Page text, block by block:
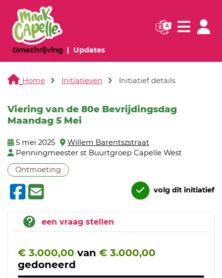
Omschrijving(huidige pagina)
Updates(huidige pagina)
Navigatie
Home Initiatieven Initiatief details
Viering van de 80e Bevrijdingsdag
Maandag 5 Mei
5 mei 2025
Willem Barentszstraat
Penningmeester st Buurtgroep Capelle West
Ontmoeting
volg dit initiatief
een vraag stellen
€ 3.000,00 van € 3.000,00
gedoneerd